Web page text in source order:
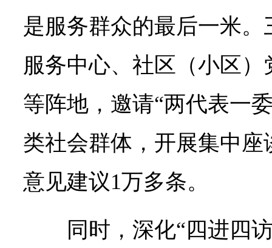
是服务群众的最后一米
服务中心、社区（小区
等阵地，邀请“两代表一
类社会群体，开展集中
意见建议1万多条。
同时，深化“四进四